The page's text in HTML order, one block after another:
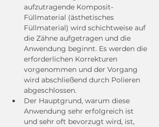
aufzutragende Komposit-
Füllmaterial (ästhetisches
Füllmaterial) wird schichtweise auf
die Zähne aufgetragen und die
Anwendung beginnt. Es werden die
erforderlichen Korrekturen
vorgenommen und der Vorgang
wird abschließend durch Polieren
abgeschlossen.
Der Hauptgrund, warum diese
Anwendung sehr erfolgreich ist
und sehr oft bevorzugt wird, ist,